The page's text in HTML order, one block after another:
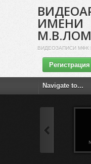
ИМЕНИ
ВИДЕОЗАПИСИ МФК
Регистрация